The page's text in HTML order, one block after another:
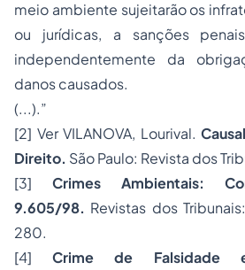
meio ambiente sujeitarão os
ou jurídicas, a sanções
independentemente da
danos causados.
(...).”
[2] Ver VILANOVA, Lourival.
Direito. São Paulo: Revista dos
[3] Crimes Ambientais:
9.605/98. Revistas dos
280.
[4]Crime de Falsidade